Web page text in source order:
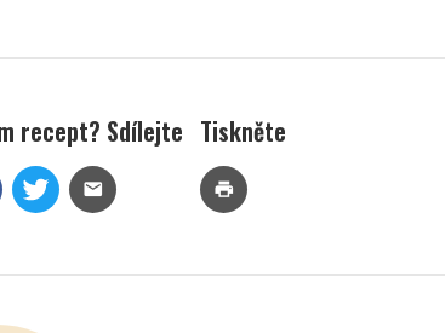
recept? Sdílejte
mail
Tiskněte
print